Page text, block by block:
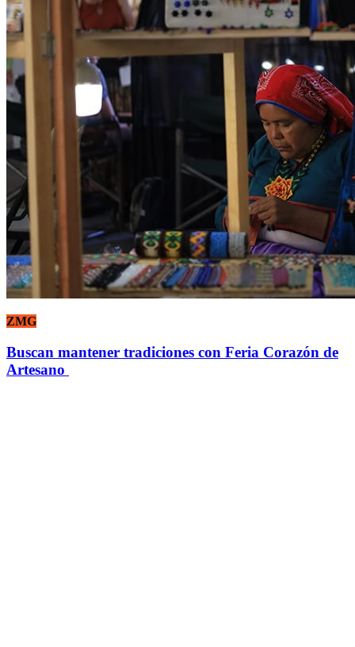
ZMG
Buscan mantener tradiciones con Feria Corazón de
Artesano